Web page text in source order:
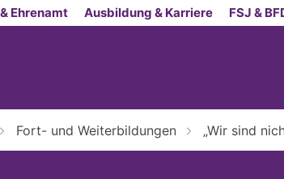
Ehrenamt Ausbildung & Karriere FSJ &
Fort- und Weiterbildungen „Wir sind